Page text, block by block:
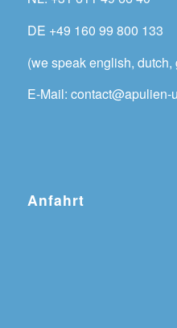
DE +49 160 99 800 133
(we speak english,
E-Mail: contact@apulien-
Anfahrt